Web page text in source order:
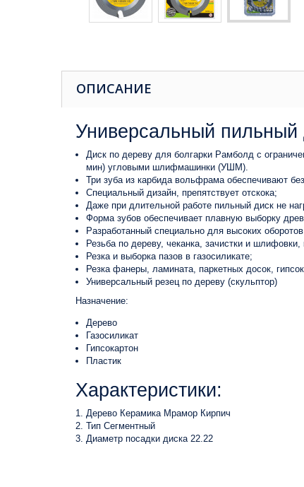
ОПИСАНИЕ
Универсальный пильный
Диск по дереву для болгарки Рамболд с
мин) угловыми шлифмашинки (УШМ).
Три зуба из карбида вольфрама обеспечивают
Специальный дизайн, препятствует отскока;
Даже при длительной работе пильный диск не
Форма зубов обеспечивает плавную выборку
Разработанный специально для высоких
Резьба по дереву, чеканка, зачистки и
Резка и выборка пазов в газосиликате;
Резка фанеры, ламината, паркетных досок,
Универсальный резец по дереву (скульптор)
Назначение:
Дерево
Газосиликат
Гипсокартон
Пластик
Характеристики:
Дерево Керамика Мрамор Кирпич
Тип Сегментный
Диаметр посадки диска 22.22